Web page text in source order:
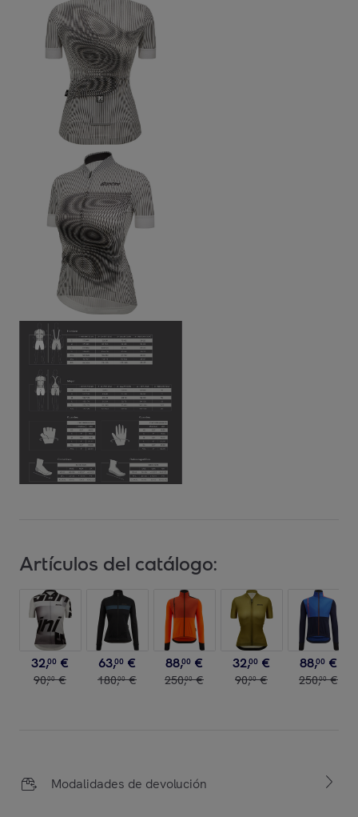
Artículos del catálogo:
32,00 €
90,00 €
63,00 €
180,00 €
88,00 €
250,00 €
32,00 €
90,00 €
88,00 €
250,00 €
Modalidades de devolución